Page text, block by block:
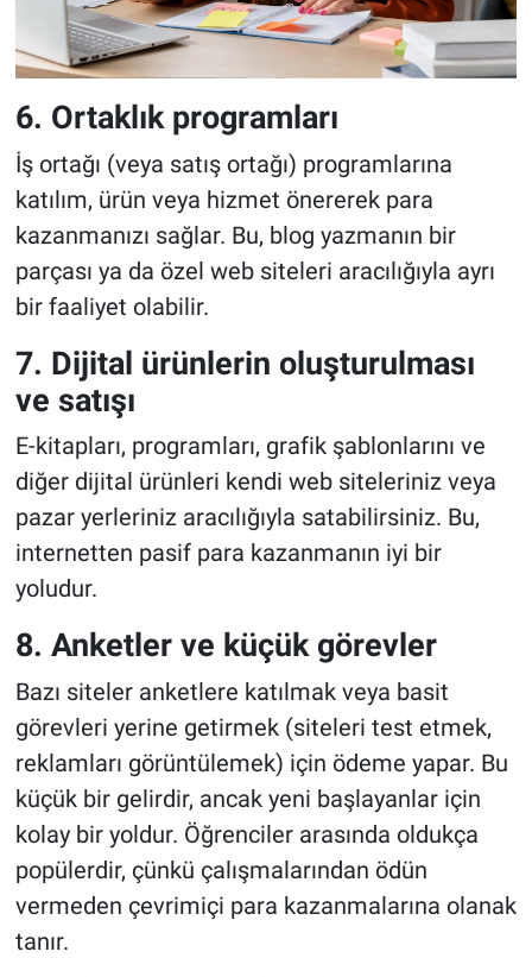
6. Ortaklık programları
İş ortağı (veya satış ortağı) programlarına
katılım, ürün veya hizmet önererek para
kazanmanızı sağlar. Bu, blog yazmanın bir
parçası ya da özel web siteleri aracılığıyla ayrı
bir faaliyet olabilir.
7. Dijital ürünlerin oluşturulması
ve satışı
E-kitapları, programları, grafik şablonlarını ve
diğer dijital ürünleri kendi web siteleriniz veya
pazar yerleriniz aracılığıyla satabilirsiniz. Bu,
internetten pasif para kazanmanın iyi bir
yoludur.
8. Anketler ve küçük görevler
Bazı siteler anketlere katılmak veya basit
görevleri yerine getirmek (siteleri test etmek,
reklamları görüntülemek) için ödeme yapar. Bu
küçük bir gelirdir, ancak yeni başlayanlar için
kolay bir yoldur. Öğrenciler arasında oldukça
popülerdir, çünkü çalışmalarından ödün
vermeden çevrimiçi para kazanmalarına olanak
tanır.